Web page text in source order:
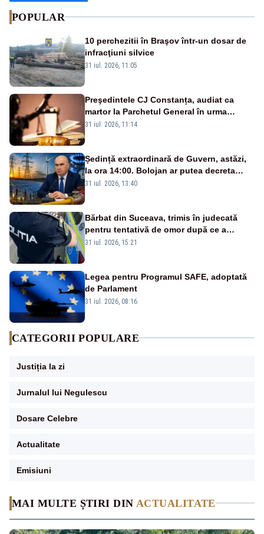
MAI MULTE ȘTIRI DIN ACTUALITATE
POPULAR
10 perchezitii în Braşov într-un dosar de
infracţiuni silvice
31 iul. 2026, 11:05
Preşedintele CJ Constanța, audiat ca
martor la Parchetul General în urma
percheziţiei la firma unde este acţionar
31 iul. 2026, 11:14
Ședință extraordinară de Guvern, astăzi,
la ora 14:00. Bolojan ar putea decreta
stare de urgență energetică
31 iul. 2026, 13:40
Bărbat din Suceava, trimis în judecată
pentru tentativă de omor după ce a
înjunghiat un tânăr în urma unui conflict
31 iul. 2026, 15:21
Legea pentru Programul SAFE, adoptată
de Parlament
31 iul. 2026, 08:16
CATEGORII POPULARE
Justiția la zi
Jurnalul lui Negulescu
Dosare Celebre
Actualitate
Emisiuni